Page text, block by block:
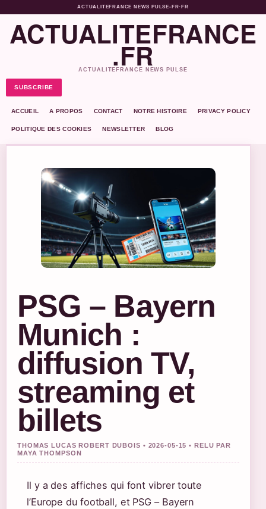
ACTUALITEFRANCE NEWS PULSE• FR-FR
ACTUALITEFRANCE
.FR
ACTUALITEFRANCE NEWS PULSE
SUBSCRIBE
ACCUEIL A PROPOS CONTACT NOTRE HISTOIRE PRIVACY POLICY
POLITIQUE DES COOKIES NEWSLETTER BLOG
PSG – Bayern
Munich :
diffusion TV,
streaming et
billets
THOMAS LUCAS ROBERT DUBOIS • 2026-05-15 • RELU PAR
MAYA THOMPSON
Il y a des affiches qui font vibrer toute
l’Europe du football, et PSG – Bayern